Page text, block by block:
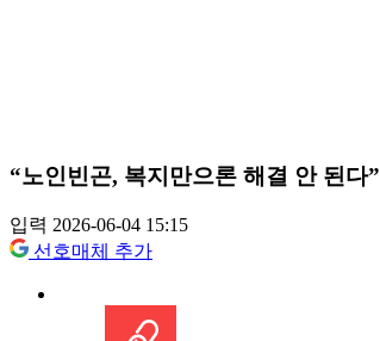
“노인빈곤, 복지만으론 해결 안 된다
입력 2026-06-04 15:15
선호매체 추가